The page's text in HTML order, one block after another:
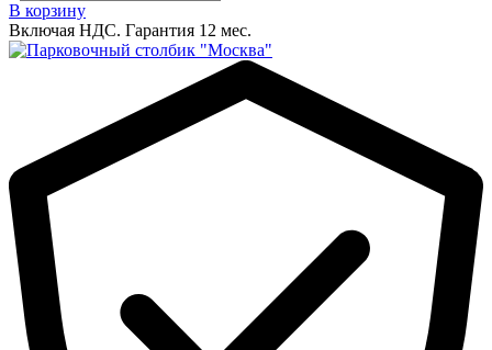
В корзину
Включая НДС. Гарантия 12 мес.